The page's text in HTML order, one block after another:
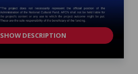
SHOW DESCRIPTION